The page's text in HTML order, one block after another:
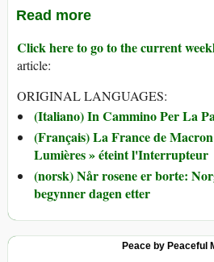
Read more
Click here to go to the current
article:
ORIGINAL LANGUAGES:
(Italiano) In Cammino Per La
(Français) La France de
Lumières » éteint l'Interrupteur
(norsk) Når rosene er borte:
begynner dagen etter
Peace by Peaceful